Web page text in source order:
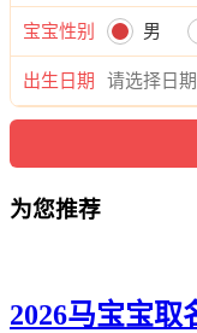
宝宝性别 男
出生日期
为您推荐
2026马宝宝取